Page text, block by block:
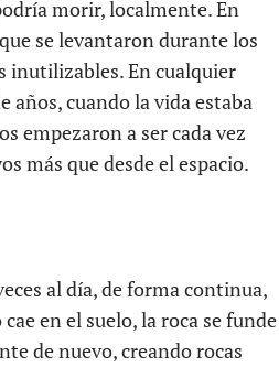
morir, localmente. En
se levantaron durante los
inutilizables. En cualquier
años, cuando la vida estaba
empezaron a ser cada vez
más que desde el espacio.
al día, de forma continua,
en el suelo, la roca se funde
de nuevo, creando rocas